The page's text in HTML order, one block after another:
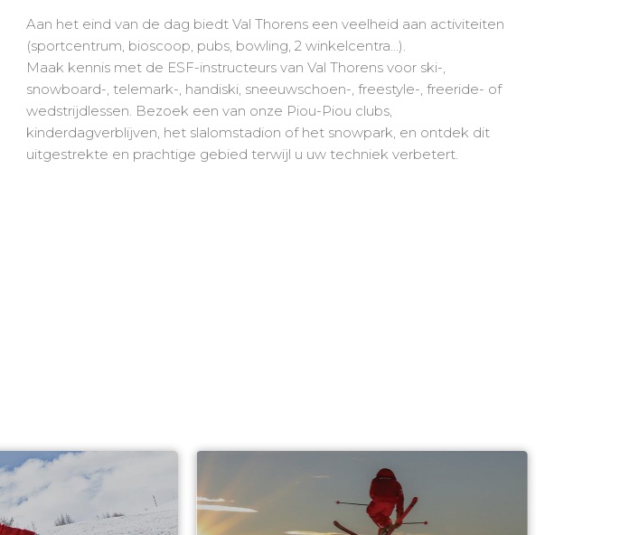
Aan het eind van de dag biedt Val Thorens een veelheid aan activiteiten
(sportcentrum, bioscoop, pubs, bowling, 2 winkelcentra...).
Maak kennis met de ESF-instructeurs van Val Thorens voor ski-,
snowboard-, telemark-, handiski, sneeuwschoen-, freestyle-, freeride- of
wedstrijdlessen. Bezoek een van onze Piou-Piou clubs,
kinderdagverblijven, het slalomstadion of het snowpark, en ontdek dit
uitgestrekte en prachtige gebied terwijl u uw techniek verbetert.